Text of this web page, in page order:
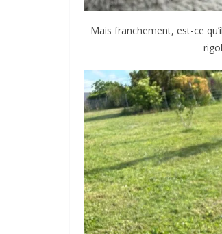
Mais franchement, est-ce